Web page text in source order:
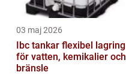
03 maj 2026
Ibc tankar flexibel lagring
för vatten, kemikalier och
bränsle